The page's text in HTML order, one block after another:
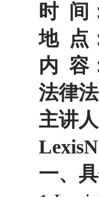
时 间
地
点
内 容
法律
主讲人
一、